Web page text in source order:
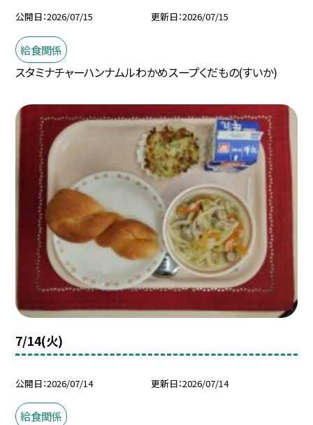
公開日 2026/07/15 更新日 2026/07/15
給食関係
スタミナチャーハンナムルわかめスープくだもの(すいか)
7/14(火)
公開日 2026/07/14 更新日 2026/07/14
給食関係